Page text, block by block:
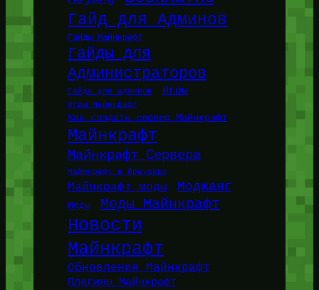
Гайд для Админов
Гайды Майнкрафт
Гайды для
Администраторов
Гайды для админов Игры
Игры Майнкрафт
Как создать сервер Майнкрафт
Майнкрафт
Майнкрафт Сервера
Майнкрафт в браузере
Майнкрафт моды Моджанг
Моды Моды Майнкрафт
Новости
Майнкрафт
Обновления Майнкрафт
Плагины Майнкрафт